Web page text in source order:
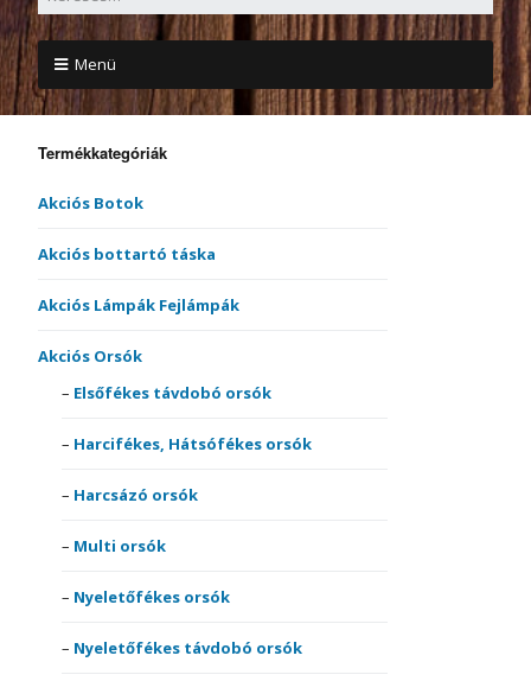
Menü
Termékkategóriák
Akciós Botok
Akciós bottartó táska
Akciós Lámpák Fejlámpák
Akciós Orsók
Elsőfékes távdobó orsók
Harcifékes, Hátsófékes orsók
Harcsázó orsók
Multi orsók
Nyeletőfékes orsók
Nyeletőfékes távdobó orsók